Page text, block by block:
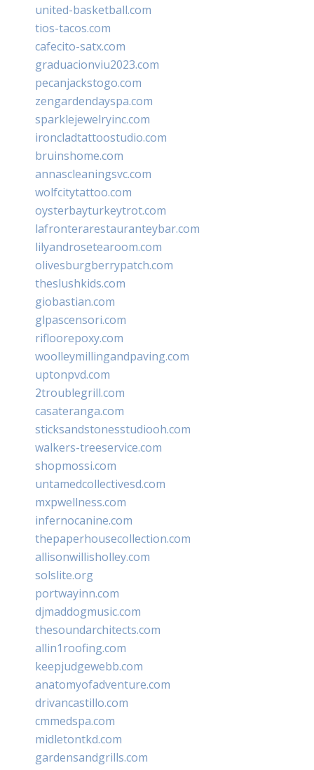
united-basketball.com
tios-tacos.com
cafecito-satx.com
graduacionviu2023.com
pecanjackstogo.com
zengardendayspa.com
sparklejewelryinc.com
ironcladtattoostudio.com
bruinshome.com
annascleaningsvc.com
wolfcitytattoo.com
oysterbayturkeytrot.com
lafronterarestauranteybar.com
lilyandrosetearoom.com
olivesburgberrypatch.com
theslushkids.com
giobastian.com
glpascensori.com
rifloorepoxy.com
woolleymillingandpaving.com
uptonpvd.com
2troublegrill.com
casateranga.com
sticksandstonesstudiooh.com
walkers-treeservice.com
shopmossi.com
untamedcollectivesd.com
mxpwellness.com
infernocanine.com
thepaperhousecollection.com
allisonwillisholley.com
solslite.org
portwayinn.com
djmaddogmusic.com
thesoundarchitects.com
allin1roofing.com
keepjudgewebb.com
anatomyofadventure.com
drivancastillo.com
cmmedspa.com
midletontkd.com
gardensandgrills.com